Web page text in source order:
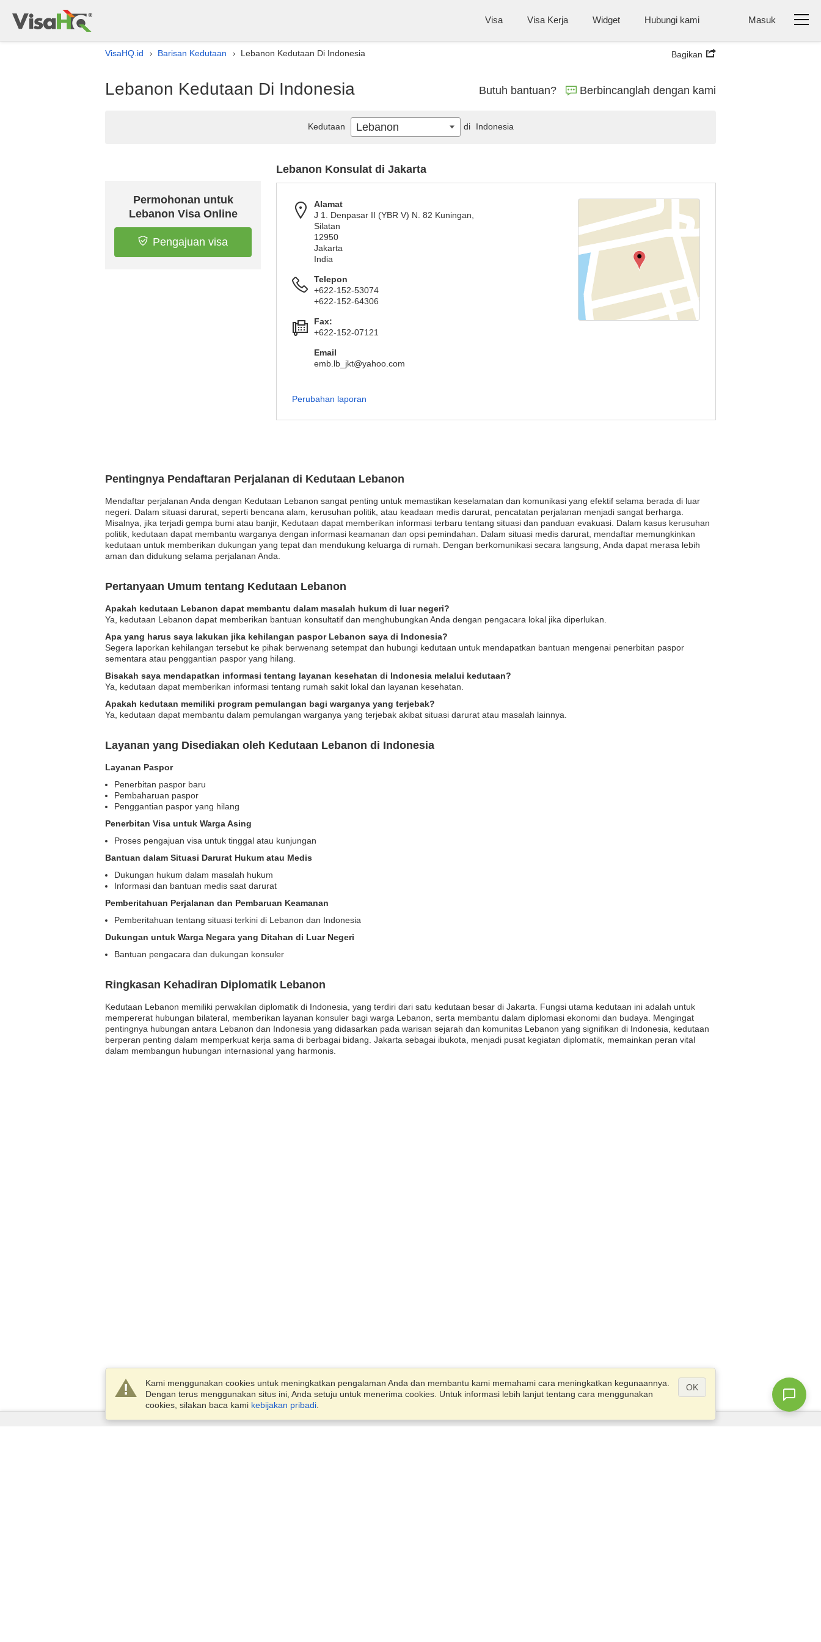
Visa Visa Kerja Widget Hubungi kami Masuk
VisaHQ.id › Barisan Kedutaan › Lebanon Kedutaan Di Indonesia Bagikan
Lebanon Kedutaan Di Indonesia Butuh bantuan? Berbincanglah dengan kami
Pentingnya Pendaftaran Perjalanan di Kedutaan Lebanon
Mendaftar perjalanan Anda dengan Kedutaan Lebanon sangat penting untuk memastikan keselamatan dan komunikasi yang efektif selama berada di luar
negeri. Dalam situasi darurat, seperti bencana alam, kerusuhan politik, atau keadaan medis darurat, pencatatan perjalanan menjadi sangat berharga.
Misalnya, jika terjadi gempa bumi atau banjir, Kedutaan dapat memberikan informasi terbaru tentang situasi dan panduan evakuasi. Dalam kasus kerusuhan
politik, kedutaan dapat membantu warganya dengan informasi keamanan dan opsi pemindahan. Dalam situasi medis darurat, mendaftar memungkinkan
kedutaan untuk memberikan dukungan yang tepat dan mendukung keluarga di rumah. Dengan berkomunikasi secara langsung, Anda dapat merasa lebih
aman dan didukung selama perjalanan Anda.
Pertanyaan Umum tentang Kedutaan Lebanon
Apakah kedutaan Lebanon dapat membantu dalam masalah hukum di luar negeri?
Ya, kedutaan Lebanon dapat memberikan bantuan konsultatif dan menghubungkan Anda dengan pengacara lokal jika diperlukan.
Apa yang harus saya lakukan jika kehilangan paspor Lebanon saya di Indonesia?
Segera laporkan kehilangan tersebut ke pihak berwenang setempat dan hubungi kedutaan untuk mendapatkan bantuan mengenai penerbitan paspor
sementara atau penggantian paspor yang hilang.
Bisakah saya mendapatkan informasi tentang layanan kesehatan di Indonesia melalui kedutaan?
Ya, kedutaan dapat memberikan informasi tentang rumah sakit lokal dan layanan kesehatan.
Apakah kedutaan memiliki program pemulangan bagi warganya yang terjebak?
Ya, kedutaan dapat membantu dalam pemulangan warganya yang terjebak akibat situasi darurat atau masalah lainnya.
Layanan yang Disediakan oleh Kedutaan Lebanon di Indonesia
Layanan Paspor
Penerbitan paspor baru
Pembaharuan paspor
Penggantian paspor yang hilang
Penerbitan Visa untuk Warga Asing
Proses pengajuan visa untuk tinggal atau kunjungan
Bantuan dalam Situasi Darurat Hukum atau Medis
Dukungan hukum dalam masalah hukum
Informasi dan bantuan medis saat darurat
Pemberitahuan Perjalanan dan Pembaruan Keamanan
Pemberitahuan tentang situasi terkini di Lebanon dan Indonesia
Dukungan untuk Warga Negara yang Ditahan di Luar Negeri
Bantuan pengacara dan dukungan konsuler
Ringkasan Kehadiran Diplomatik Lebanon
Kedutaan Lebanon memiliki perwakilan diplomatik di Indonesia, yang terdiri dari satu kedutaan besar di Jakarta. Fungsi utama kedutaan ini adalah untuk
mempererat hubungan bilateral, memberikan layanan konsuler bagi warga Lebanon, serta membantu dalam diplomasi ekonomi dan budaya. Mengingat
pentingnya hubungan antara Lebanon dan Indonesia yang didasarkan pada warisan sejarah dan komunitas Lebanon yang signifikan di Indonesia, kedutaan
berperan penting dalam memperkuat kerja sama di berbagai bidang. Jakarta sebagai ibukota, menjadi pusat kegiatan diplomatik, memainkan peran vital
dalam membangun hubungan internasional yang harmonis.
Permohonan untuk
Lebanon Visa Online
Pengajuan visa
Lebanon Konsulat di Jakarta
Alamat
J 1. Denpasar II (YBR V) N. 82 Kuningan,
Silatan
12950
Jakarta
India
Telepon
+622-152-53074
+622-152-64306
Fax:
+622-152-07121
Email
emb.lb_jkt@yahoo.com
Perubahan laporan
Kedutaan Lebanon di Indonesia
Kami menggunakan cookies untuk meningkatkan pengalaman Anda dan membantu kami memahami cara meningkatkan kegunaannya.
Dengan terus menggunakan situs ini, Anda setuju untuk menerima cookies. Untuk informasi lebih lanjut tentang cara menggunakan
cookies, silakan baca kami kebijakan pribadi
OK